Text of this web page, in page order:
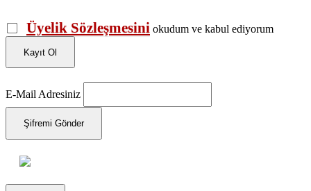
Üyelik Sözleşmesini okudum ve kabul ediyorum
Kayıt Ol
E-Mail Adresiniz
Şifremi Gönder